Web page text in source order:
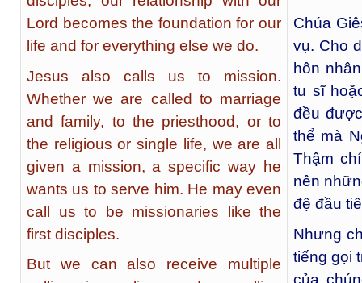
Lord becomes the foundation for our
life and for everything else we do.
Jesus also calls us to mission.
Whether we are called to marriage
and family, to the priesthood, or to
the religious or single life, we are all
given a mission, a specific way he
wants us to serve him. He may even
call us to be missionaries like the
first disciples.
But we can also receive multiple
Chúa
vụ. Cho
hôn
tu sĩ
đều
thể mà
Thậm
nên
đệ đầu
Nhưng
tiếng gọi
của